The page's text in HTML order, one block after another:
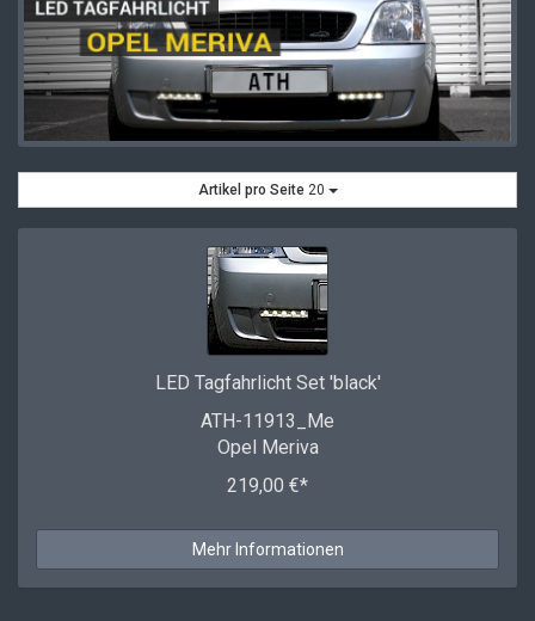
Artikel pro Seite 20
LED Tagfahrlicht Set 'black'
ATH-11913_Me
Opel Meriva
219,00 €*
Mehr Informationen